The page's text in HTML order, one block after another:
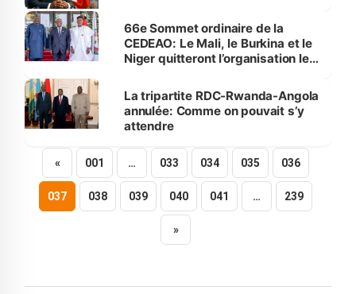
66e Sommet ordinaire de la
CEDEAO: Le Mali, le Burkina et le
Niger quitteront l’organisation le
La tripartite RDC-Rwanda-Angola
annulée: Comme on pouvait s’y
attendre
« 001 … 033 034 035 036
037 038 039 040 041 … 239
»